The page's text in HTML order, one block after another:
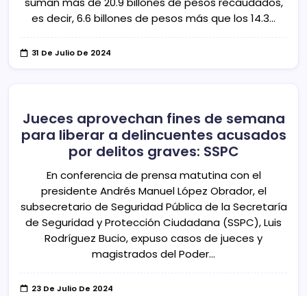
es decir, 6.6 billones de pesos más que los 14.3…
31 De Julio De 2024
Jueces aprovechan fines de semana
para liberar a delincuentes acusados
por delitos graves: SSPC
En conferencia de prensa matutina con el
presidente Andrés Manuel López Obrador, el
subsecretario de Seguridad Pública de la Secretaría
de Seguridad y Protección Ciudadana (SSPC), Luis
Rodríguez Bucio, expuso casos de jueces y
magistrados del Poder…
23 De Julio De 2024